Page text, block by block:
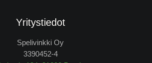
Yritystiedot
Spelivinkki Oy
3390452-4